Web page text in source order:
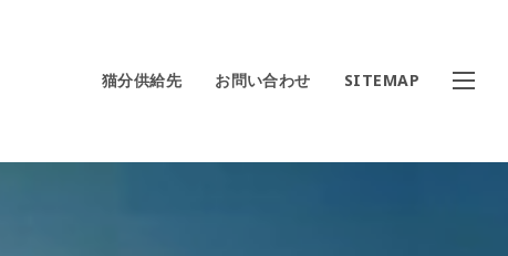
猫分供給先 お問い合わせ SITEMAP